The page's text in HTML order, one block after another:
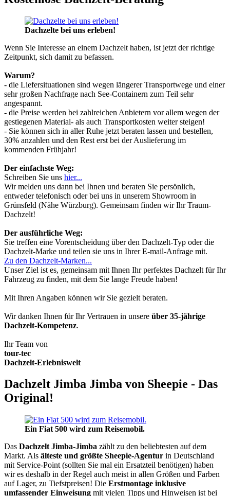
Dachzelte bei uns erleben!
Wenn Sie Interesse an einem Dachzelt haben, ist jetzt der richtige
Zeitpunkt, sich damit zu befassen.
Warum?
- die Liefersituationen sind wegen längerer Transportwege und einer
sehr großen Nachfrage nach See-Containern zum Teil sehr
angespannt.
- die Preise werden bei zahlreichen Anbietern vor allem wegen der
gestiegenen Material- als auch Transportkosten weiter steigen!
- Sie können sich in aller Ruhe jetzt beraten lassen und bestellen,
30% anzahlen und den Rest erst bei der Auslieferung im
kommenden Frühjahr!
Der einfachste Weg:
Schreiben Sie uns hier...
Wir melden uns dann bei Ihnen und beraten Sie persönlich,
entweder telefonisch oder bei uns in unserem Showroom in
Grünsfeld (Nähe Würzburg). Gemeinsam finden wir Ihr Traum-
Dachzelt!
Der ausführliche Weg:
Sie treffen eine Vorentscheidung über den Dachzelt-Typ oder die
Dachzelt-Marke und teilen sie uns in Ihrer E-mail-Anfrage mit.
Zu den Dachzelt-Marken...
Unser Ziel ist es, gemeinsam mit Ihnen Ihr perfektes Dachzelt für Ihr
Fahrzeug zu finden, mit dem Sie lange Freude haben!
Mit Ihren Angaben können wir Sie gezielt beraten.
Wir danken Ihnen für Ihr Vertrauen in unsere über 35-jährige
Dachzelt-Kompetenz.
Ihr Team von
tour-tec
Dachzelt-Erlebniswelt
Dachzelt Jimba Jimba von Sheepie - Das
Original!
Ein Fiat 500 wird zum Reisemobil.
Das Dachzelt Jimba-Jimba zählt zu den beliebtesten auf dem
Markt. Als älteste und größte Sheepie-Agentur in Deutschland
mit Service-Point (sollten Sie mal ein Ersatzteil benötigen) haben
wir es deshalb in der Regel auch meist in allen Größen und Farben
auf Lager, zu Tiefstpreisen! Die Erstmontage inklusive
umfassender Einweisung mit vielen Tipps und Hinweisen ist bei